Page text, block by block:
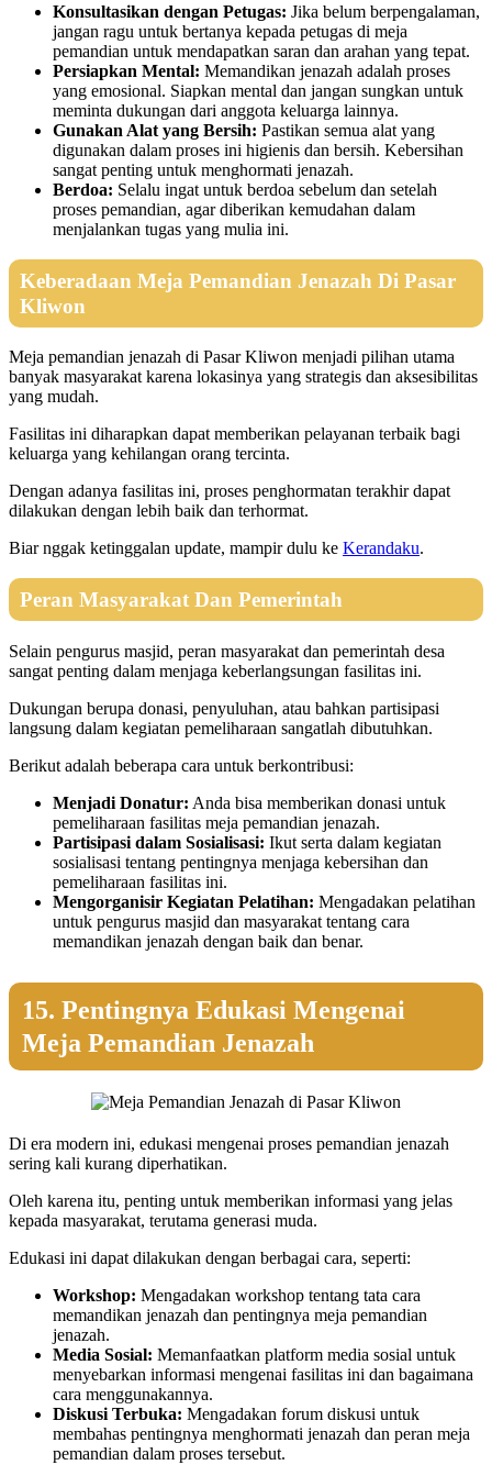
Konsultasikan dengan Petugas: Jika belum berpengalaman,
jangan ragu untuk bertanya kepada petugas di meja
pemandian untuk mendapatkan saran dan arahan yang tepat.
Persiapkan Mental: Memandikan jenazah adalah proses
yang emosional. Siapkan mental dan jangan sungkan untuk
meminta dukungan dari anggota keluarga lainnya.
Gunakan Alat yang Bersih: Pastikan semua alat yang
digunakan dalam proses ini higienis dan bersih. Kebersihan
sangat penting untuk menghormati jenazah.
Berdoa: Selalu ingat untuk berdoa sebelum dan setelah
proses pemandian, agar diberikan kemudahan dalam
menjalankan tugas yang mulia ini.
Keberadaan Meja Pemandian Jenazah Di Pasar
Kliwon
Meja pemandian jenazah di Pasar Kliwon menjadi pilihan utama
banyak masyarakat karena lokasinya yang strategis dan aksesibilitas
yang mudah.
Fasilitas ini diharapkan dapat memberikan pelayanan terbaik bagi
keluarga yang kehilangan orang tercinta.
Dengan adanya fasilitas ini, proses penghormatan terakhir dapat
dilakukan dengan lebih baik dan terhormat.
Biar nggak ketinggalan update, mampir dulu ke Kerandaku.
Peran Masyarakat Dan Pemerintah
Selain pengurus masjid, peran masyarakat dan pemerintah desa
sangat penting dalam menjaga keberlangsungan fasilitas ini.
Dukungan berupa donasi, penyuluhan, atau bahkan partisipasi
langsung dalam kegiatan pemeliharaan sangatlah dibutuhkan.
Berikut adalah beberapa cara untuk berkontribusi:
Menjadi Donatur: Anda bisa memberikan donasi untuk
pemeliharaan fasilitas meja pemandian jenazah.
Partisipasi dalam Sosialisasi: Ikut serta dalam kegiatan
sosialisasi tentang pentingnya menjaga kebersihan dan
pemeliharaan fasilitas ini.
Mengorganisir Kegiatan Pelatihan: Mengadakan pelatihan
untuk pengurus masjid dan masyarakat tentang cara
memandikan jenazah dengan baik dan benar.
15. Pentingnya Edukasi Mengenai
Meja Pemandian Jenazah
Di era modern ini, edukasi mengenai proses pemandian jenazah
sering kali kurang diperhatikan.
Oleh karena itu, penting untuk memberikan informasi yang jelas
kepada masyarakat, terutama generasi muda.
Edukasi ini dapat dilakukan dengan berbagai cara, seperti:
Workshop: Mengadakan workshop tentang tata cara
memandikan jenazah dan pentingnya meja pemandian
jenazah.
Media Sosial: Memanfaatkan platform media sosial untuk
menyebarkan informasi mengenai fasilitas ini dan bagaimana
cara menggunakannya.
Diskusi Terbuka: Mengadakan forum diskusi untuk
membahas pentingnya menghormati jenazah dan peran meja
pemandian dalam proses tersebut.